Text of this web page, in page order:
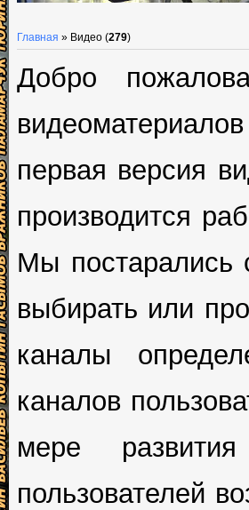
Главная » Видео (279)
Добро
первая версия
производится
Мы постарались
выбирать или
каналы
каналов
мере
пользователей